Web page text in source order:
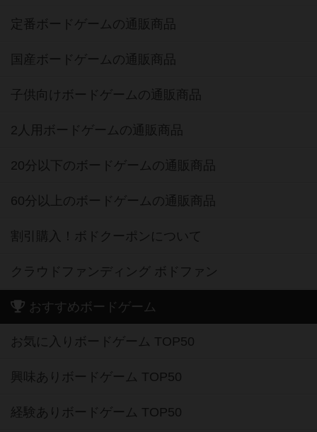
定番ボードゲームの通販商品
国産ボードゲームの通販商品
子供向けボードゲームの通販商品
2人用ボードゲームの通販商品
20分以下のボードゲームの通販商品
60分以上のボードゲームの通販商品
割引購入！ボドクーポンについて
クラウドファンディング ボドファン
おすすめボードゲーム
お気に入りボードゲーム TOP50
興味ありボードゲーム TOP50
経験ありボードゲーム TOP50